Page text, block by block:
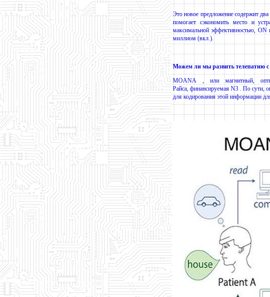
Это новое предложение содержит
помогает сэкономить место и
максимальной эффективностью, ON
миллиом (вкл.).
Можем ли мы развить телепатию
MOANA , или магнитный,
Райса, финансируемая N3 . По сути,
для кодирования этой информации